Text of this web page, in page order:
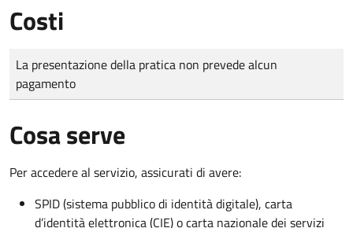
Costi
Tipo di pagamento
Importo
La presentazione della pratica non prevede alcun
pagamento
Cosa serve
Per accedere al servizio, assicurati di avere:
SPID (sistema pubblico di identità digitale), carta
d’identità elettronica (CIE) o carta nazionale dei servizi